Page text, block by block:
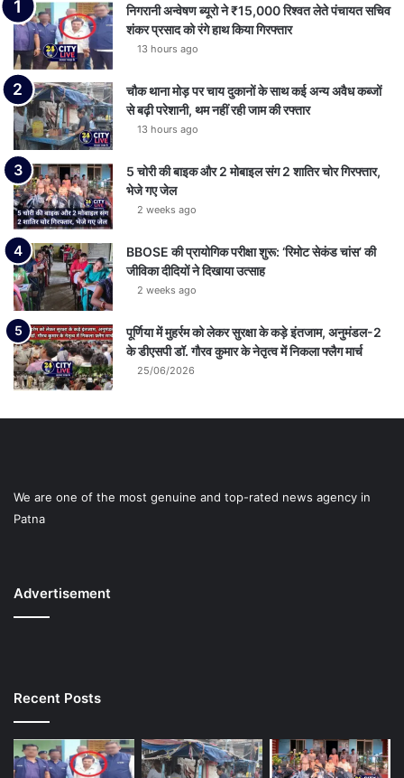
निगरानी अन्वेषण ब्यूरो ने ₹15,000 रिश्वत लेते पंचायत सचिव
शंकर प्रसाद को रंगे हाथ किया गिरफ्तार
13 hours ago
चौक थाना मोड़ पर चाय दुकानों के साथ कई अन्य अवैध कब्जों
से बढ़ी परेशानी, थम नहीं रही जाम की रफ्तार
13 hours ago
5 चोरी की बाइक और 2 मोबाइल संग 2 शातिर चोर गिरफ्तार,
भेजे गए जेल
2 weeks ago
BBOSE की प्रायोगिक परीक्षा शुरू: ‘रिमोट सेकंड चांस’ की
जीविका दीदियों ने दिखाया उत्साह
2 weeks ago
पूर्णिया में मुहर्रम को लेकर सुरक्षा के कड़े इंतजाम, अनुमंडल-2
के डीएसपी डॉ. गौरव कुमार के नेतृत्व में निकला फ्लैग मार्च
25/06/2026
We are one of the most genuine and top-rated news agency in
Patna
Advertisement
Recent Posts